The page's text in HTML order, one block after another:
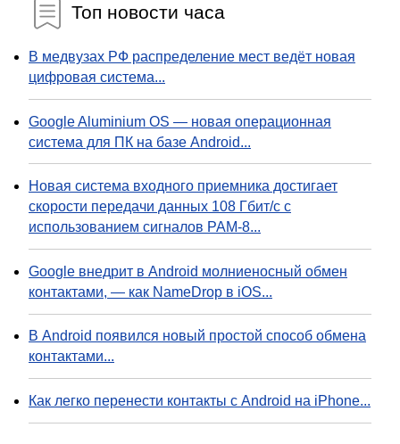
Топ новости часа
В медвузах РФ распределение мест ведёт новая
цифровая система...
Google Aluminium OS — новая операционная
система для ПК на базе Android...
Новая система входного приемника достигает
скорости передачи данных 108 Гбит/с с
использованием сигналов PAM-8...
Google внедрит в Android молниеносный обмен
контактами, — как NameDrop в iOS...
В Android появился новый простой способ обмена
контактами...
Как легко перенести контакты с Android на iPhone...